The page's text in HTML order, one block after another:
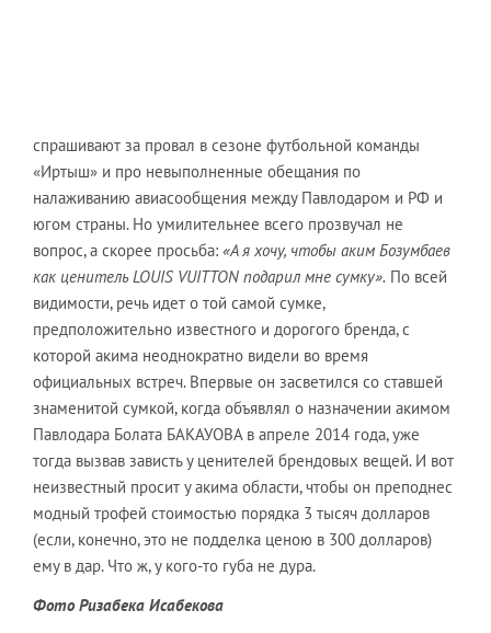
спрашивают за провал в сезоне футбольной команды
«Иртыш» и про невыполненные обещания по
налаживанию авиасообщения между Павлодаром и РФ и
югом страны. Но умилительнее всего прозвучал не
вопрос, а скорее просьба: «А я хочу, чтобы аким Бозумбаев
как ценитель LOUIS VUITTON подарил мне сумку». По всей
видимости, речь идет о той самой сумке,
предположительно известного и дорогого бренда, с
которой акима неоднократно видели во время
официальных встреч. Впервые он засветился со ставшей
знаменитой сумкой, когда объявлял о назначении акимом
Павлодара Болата БАКАУОВА в апреле 2014 года, уже
тогда вызвав зависть у ценителей брендовых вещей. И вот
неизвестный просит у акима области, чтобы он преподнес
модный трофей стоимостью порядка 3 тысяч долларов
(если, конечно, это не подделка ценою в 300 долларов)
ему в дар. Что ж, у кого-то губа не дура.
Фото Ризабека Исабекова